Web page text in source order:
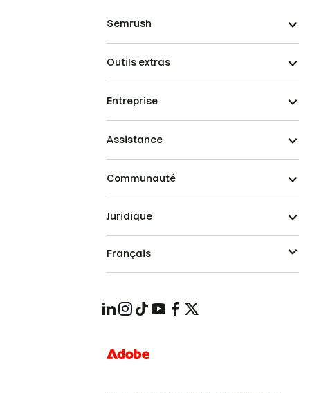
Semrush
Outils extras
Entreprise
Assistance
Communauté
Juridique
Français